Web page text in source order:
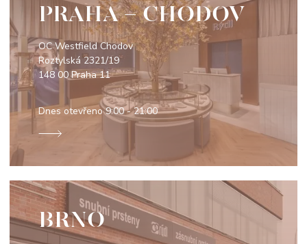
PRAHA - CHODOV
OC Westfield Chodov
Roztylská 2321/19
148 00 Praha 11
Dnes otevřeno9:00 - 21:00
BRNO